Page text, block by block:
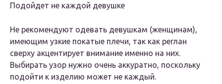
Подойдет не каждой девушке
Не рекомендуют одевать девушкам (женщинам),
имеющим узкие покатые плечи, так как реглан
сверху акцентирует внимание именно на них.
Выбирать узор нужно очень аккуратно, поскольку
подойти к изделию может не каждый.